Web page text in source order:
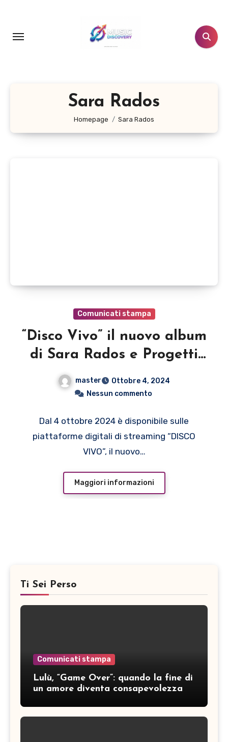
contenuto
Sara Rados
Homepage Sara Rados
Comunicati stampa
“Disco Vivo” il nuovo album
di Sara Rados e Progetti
master
Ottobre 4, 2024
Nessun commento
Dal 4 ottobre 2024 è disponibile sulle
piattaforme digitali di streaming “DISCO
VIVO”, il nuovo…
Maggiori informazioni
Ti Sei Perso
Comunicati stampa
Lulù, “Game Over”: quando la fine di
un amore diventa consapevolezza